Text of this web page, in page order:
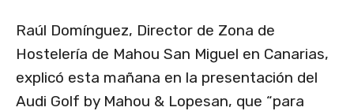
Raúl Domínguez, Director de Zona de
Hostelería de Mahou San Miguel en Canarias,
explicó esta mañana en la presentación del
Audi Golf by Mahou & Lopesan, que “para